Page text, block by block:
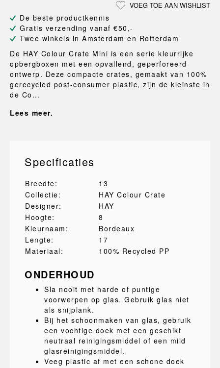
VOEG TOE AAN WISHLIST
De beste productkennis
Gratis verzending vanaf €50,-
Twee winkels in Amsterdam en Rotterdam
De HAY Colour Crate Mini is een serie kleurrijke
opbergboxen met een opvallend, geperforeerd
ontwerp. Deze compacte crates, gemaakt van 100%
gerecycled post-consumer plastic, zijn de kleinste in
de Co...
Lees meer.
Specificaties
Breedte:
13
Collectie:
HAY Colour Crate
Designer:
HAY
Hoogte:
8
Kleurnaam:
Bordeaux
Lengte:
17
Materiaal:
100% Recycled PP
ONDERHOUD
Sla nooit met harde of puntige
voorwerpen op glas. Gebruik glas niet
als snijplank.
Bij het schoonmaken van glas, gebruik
een vochtige doek met een geschikt
neutraal reinigingsmiddel of een mild
glasreinigingsmiddel.
Veeg plastic af met een schone doek